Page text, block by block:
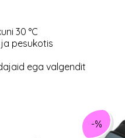
30 °C
pesukotis
ega valgendit
-%